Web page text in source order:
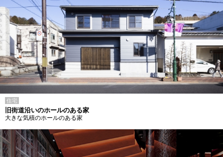
住宅
旧街道沿いのホールのある家
大きな気積のホールのある家